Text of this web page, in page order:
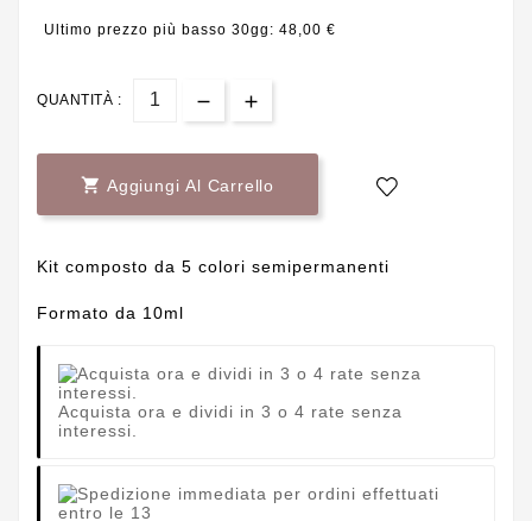
Ultimo prezzo più basso 30gg: 48,00 €
QUANTITÀ :
 Aggiungi Al Carrello
Kit composto da 5 colori semipermanenti
Formato da 10ml
Acquista ora e dividi in 3 o 4 rate senza
interessi.